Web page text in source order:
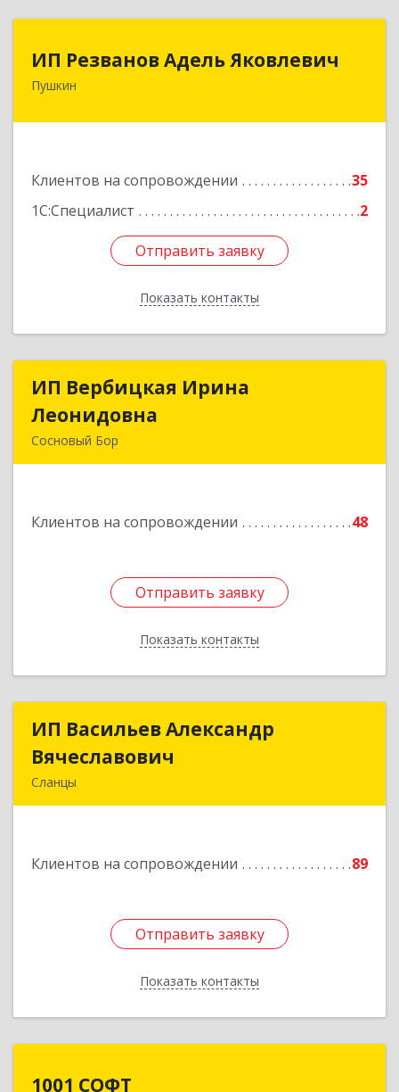
ИП Резванов Адель Яковлевич
Пушкин
Клиентов на сопровождении
35
1С:Специалист
2
Отправить заявку
Показать контакты
196602, Санкт-Петербург г, Пушкин г, Красной
Отправить заявку
Назад
ИП Вербицкая Ирина
Леонидовна
Сосновый Бор
Клиентов на сопровождении 48
Отправить заявку
Показать контакты
ИП Вербицкая Ирина
Подробнее
Отправить заявку
Назад
ИП Васильев Александр
Вячеславович
Сланцы
Клиентов на сопровождении 89
Отправить заявку
Показать контакты
ИП Васильев Александр
Подробнее
Отправить заявку
Назад
1001 СОФТ